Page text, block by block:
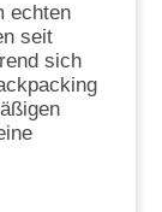
echten
seit
sich